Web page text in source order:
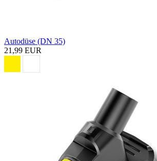
Autodüse (DN 35)
21,99 EUR